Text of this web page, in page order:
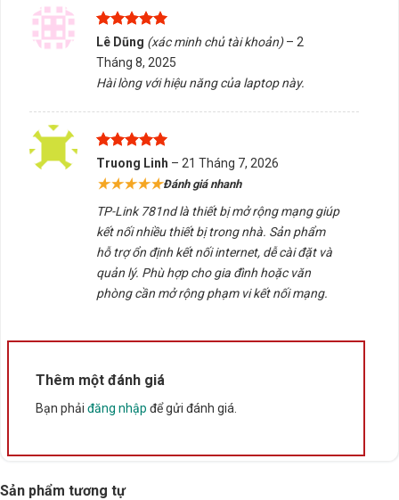
Được xếp
55
sao
Lê Dũng (xác minh chủ tài khoản) – 2
Tháng 8, 2025
Hài lòng với hiệu năng của laptop này.
Được xếp
hạng 55
sao
Truong Linh – 21 Tháng 7, 2026
★★★★★Đánh giá nhanh
TP-Link 781nd là thiết bị mở rộng mạng giúp
kết nối nhiều thiết bị trong nhà. Sản phẩm
hỗ trợ ổn định kết nối internet, dễ cài đặt và
quản lý. Phù hợp cho gia đình hoặc văn
phòng cần mở rộng phạm vi kết nối mạng.
Thêm một đánh giá
Bạn phải đăng nhập để gửi đánh giá.
Sản phẩm tương tự